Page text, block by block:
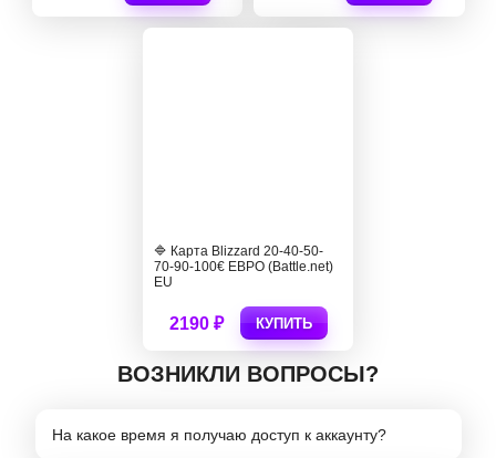
🔷 Карта Blizzard 20-40-50-
70-90-100€ ЕВРО (Battle.net)
EU
2190 ₽ КУПИТЬ
ВОЗНИКЛИ ВОПРОСЫ?
На какое время я получаю доступ к аккаунту?